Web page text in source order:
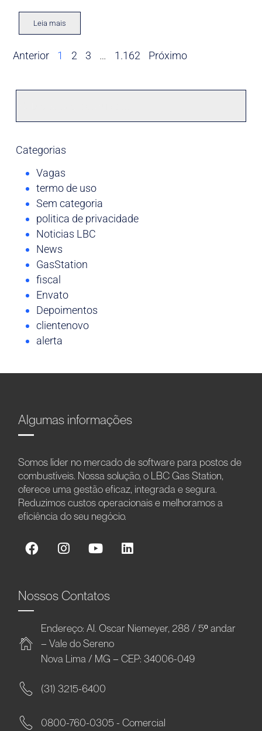
Leia mais
Anterior 1 2 3 … 1.162 Próximo
Categorias
Vagas
termo de uso
Sem categoria
politica de privacidade
Noticias LBC
News
GasStation
fiscal
Envato
Depoimentos
clientenovo
alerta
Algumas informações
Somos líder no mercado de software para postos de
combustíveis. Nossa solução, o LBC Gas Station,
oferece uma gestão eficaz, integrada e segura.
Reduzimos custos operacionais e melhoramos a
eficiência do seu negócio.
Nossos Contatos
Endereço: Al. Oscar Niemeyer, 288 / 5º andar
– Vale do Sereno
Nova Lima / MG – CEP: 34006-049
(31) 3215-6400
0800-760-0305 - Comercial